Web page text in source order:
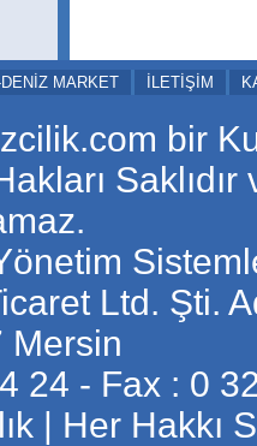
DENİZ MARKET İLETİŞİM
bir
Ltd. Şti.
Mersin
24 - Fax : 0
| Her Hakkı